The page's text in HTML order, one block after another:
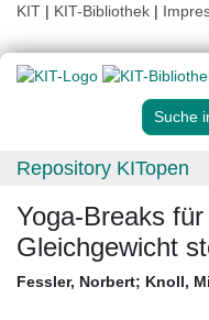
KIT | KIT-Bibliothek |
Suche
Repository KITopen
Yoga-Breaks
Gleichgewicht
Fessler, Norbert; Knoll,